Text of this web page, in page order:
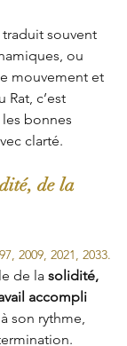
souvent
ou
mouvement et
Rat, c’est
bonnes
clarté.
de la
2009, 2021, 2033.
de la solidité,
accompli
son rythme,